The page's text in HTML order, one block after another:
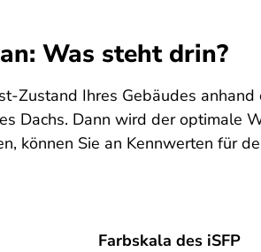
Was steht drin?
Zustand Ihres Gebäudes
Dachs. Dann wird der optimale
können Sie an Kennwerten für
Farbskala des iSFP